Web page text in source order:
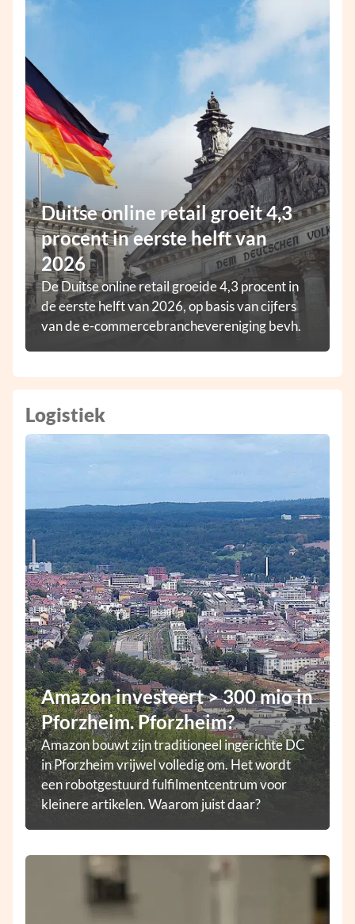
Duitse online retail groeit 4,3
procent in eerste helft van
2026
De Duitse online retail groeide 4,3 procent in
de eerste helft van 2026, op basis van cijfers
van de e-commercebranchevereniging bevh.
Logistiek
Amazon investeert > 300 mio in
Pforzheim. Pforzheim?
Amazon bouwt zijn traditioneel ingerichte DC
in Pforzheim vrijwel volledig om. Het wordt
een robotgestuurd fulfilmentcentrum voor
kleinere artikelen. Waarom juist daar?